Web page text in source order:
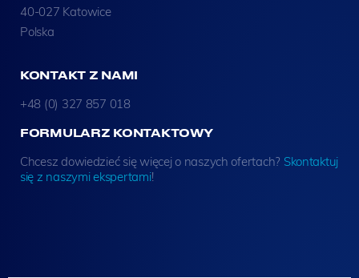
40-027 Katowice
Polska
KONTAKT Z NAMI
+48 (0) 327 857 018
FORMULARZ KONTAKTOWY
Chcesz dowiedzieć się więcej o naszych ofertach? Skontaktuj
się z naszymi ekspertami!